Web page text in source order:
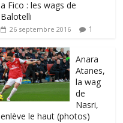
a Fico : les wags de
Balotelli
26 septembre 2016 1
Anara
Atanes,
la wag
de
Nasri,
enlève le haut (photos)